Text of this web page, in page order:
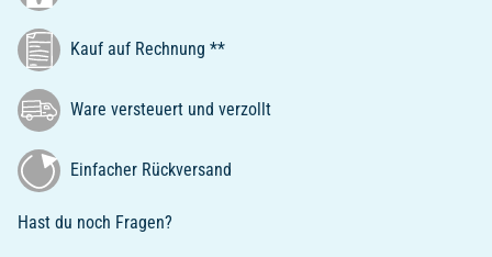
Kauf auf Rechnung **
Ware versteuert und verzollt
Einfacher Rückversand
Hast du noch Fragen?